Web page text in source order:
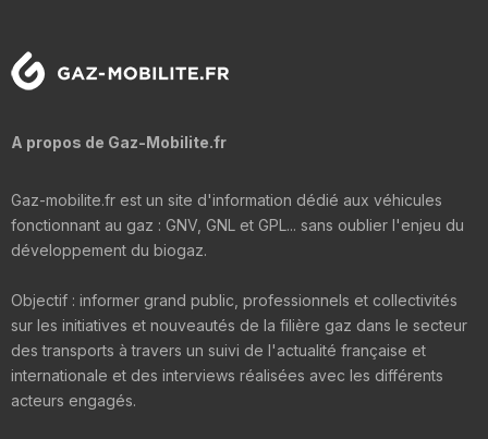
A propos de Gaz-Mobilite.fr
Gaz-mobilite.fr est un site d'information dédié aux véhicules
fonctionnant au gaz : GNV, GNL et GPL... sans oublier l'enjeu du
développement du biogaz.
Objectif : informer grand public, professionnels et collectivités
sur les initiatives et nouveautés de la filière gaz dans le secteur
des transports à travers un suivi de l'actualité française et
internationale et des interviews réalisées avec les différents
acteurs engagés.